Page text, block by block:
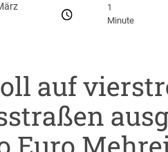
1
Minute
auf
Euro